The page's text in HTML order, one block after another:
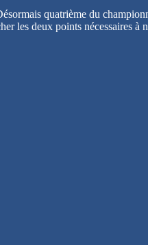
quatrième du
les deux points nécessaires à